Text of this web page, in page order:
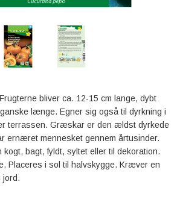
bliver ca. 12-15 cm lange, dybt
længe. Egner sig også til dyrkning i
terrassen. Græskar er den ældst dyrkede
ernæret mennesket gennem årtusinder.
kogt, bagt, fyldt, syltet eller til dekoration.
Placeres i sol til halvskygge. Kræver en
jord.